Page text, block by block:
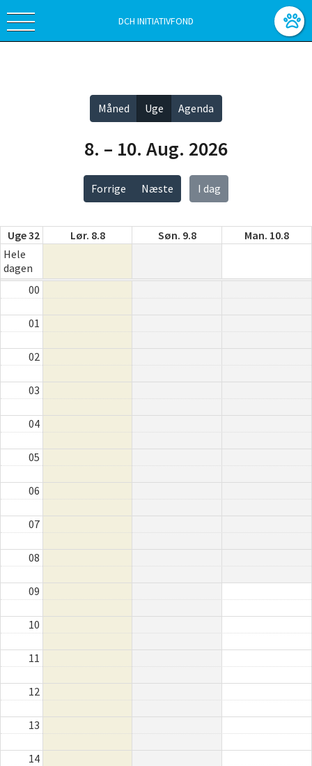
DCH INITIATIVFOND
Forrige Næste I dag
8. – 10. Aug. 2026
Måned Uge Agenda
Uge 32 Lør. 8.8 Søn. 9.8
Man. 10.8
Hele
dagen
00
01
02
03
04
05
06
07
08
09
10
11
12
13
14